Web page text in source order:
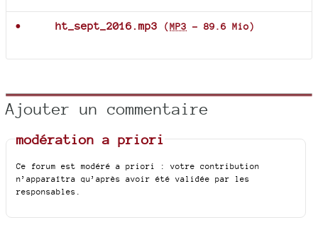
ht_sept_2016.mp3 (MP3 - 89.6 Mio)
Ajouter un commentaire
modération a priori
Ce forum est modéré a priori : votre contribution
n’apparaîtra qu’après avoir été validée par les
responsables.